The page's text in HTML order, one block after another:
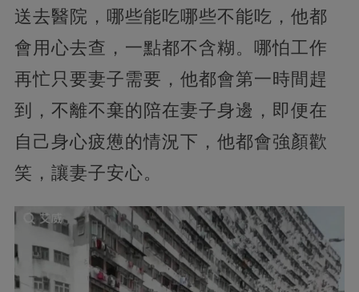
送去醫院，哪些能吃哪些不能吃，他都
會用心去查，一點都不含糊。哪怕工作
再忙只要妻子需要，他都會第一時間趕
到，不離不棄的陪在妻子身邊，即便在
自己身心疲憊的情況下，他都會強顏歡
笑，讓妻子安心。